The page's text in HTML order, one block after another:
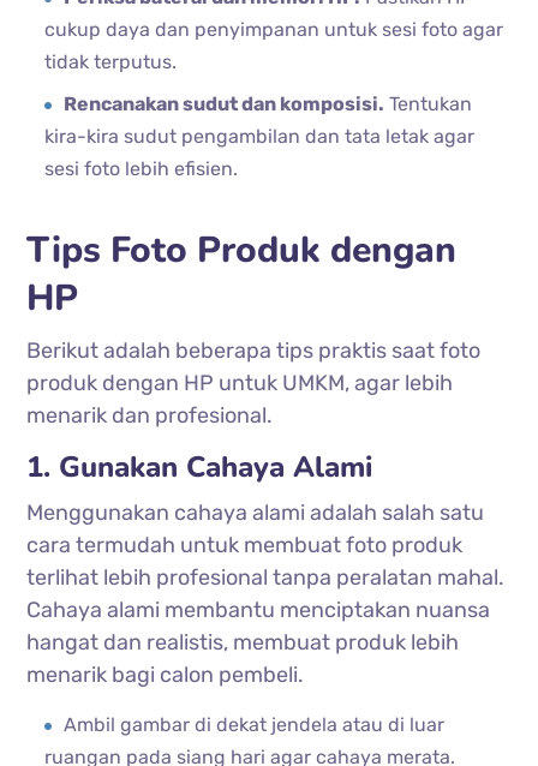
cukup daya dan penyimpanan untuk sesi foto agar
tidak terputus.
Rencanakan sudut dan komposisi. Tentukan
kira-kira sudut pengambilan dan tata letak agar
sesi foto lebih efisien.
Tips Foto Produk dengan
HP
Berikut adalah beberapa tips praktis saat foto
produk dengan HP untuk UMKM, agar lebih
menarik dan profesional.
1. Gunakan Cahaya Alami
Menggunakan cahaya alami adalah salah satu
cara termudah untuk membuat foto produk
terlihat lebih profesional tanpa peralatan mahal.
Cahaya alami membantu menciptakan nuansa
hangat dan realistis, membuat produk lebih
menarik bagi calon pembeli.
Ambil gambar di dekat jendela atau di luar
ruangan pada siang hari agar cahaya merata.